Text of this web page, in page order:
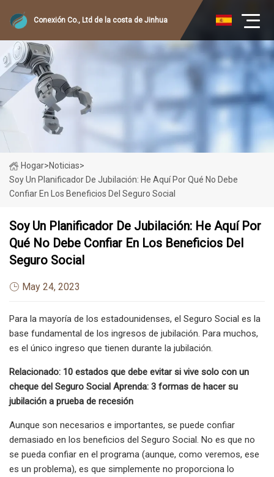
Conexión Co., Ltd de la costa de Jinhua
Hogar>Noticias>
Soy Un Planificador De Jubilación: He Aquí Por Qué No Debe
Confiar En Los Beneficios Del Seguro Social
Soy Un Planificador De Jubilación: He Aquí Por
Qué No Debe Confiar En Los Beneficios Del
Seguro Social
May 24, 2023
Para la mayoría de los estadounidenses, el Seguro Social es la
base fundamental de los ingresos de jubilación. Para muchos,
es el único ingreso que tienen durante la jubilación.
Relacionado: 10 estados que debe evitar si vive solo con un
cheque del Seguro Social Aprenda: 3 formas de hacer su
jubilación a prueba de recesión
Aunque son necesarios e importantes, se puede confiar
demasiado en los beneficios del Seguro Social. No es que no
se pueda confiar en el programa (aunque, como veremos, ese
es un problema), es que simplemente no proporciona lo